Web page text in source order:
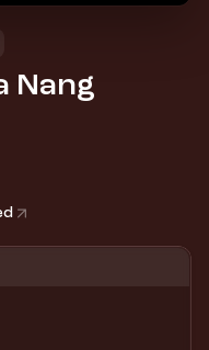
Nang